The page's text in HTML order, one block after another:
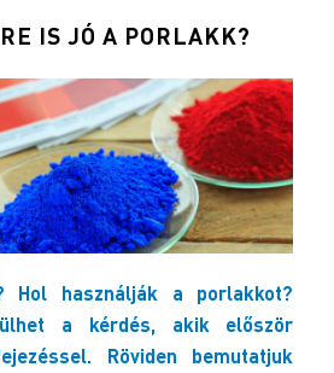
IS JÓ A PORLAKK?
Hol használják a porlakkot?
a kérdés, akik először
Röviden bemutatjuk